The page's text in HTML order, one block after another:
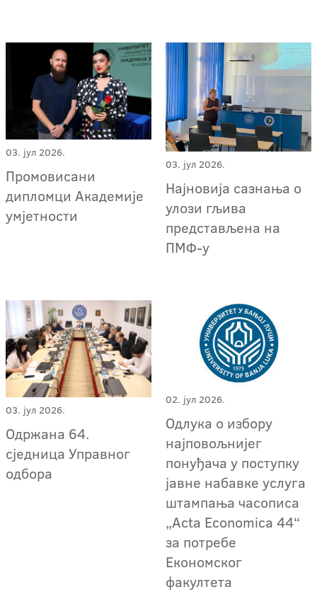
03. јул 2026.
Промовисани
дипломци Академије
умјетности
03. јул 2026.
Најновија сазнања о
улози гљива
представљена на
ПМФ-у
03. јул 2026.
Одржана 64.
сједница Управног
одбора
02. јул 2026.
Одлука о избору
најповољнијег
понуђача у поступку
јавне набавке услуга
штампања часописа
„Acta Economica 44“
за потребе
Економског
факултета